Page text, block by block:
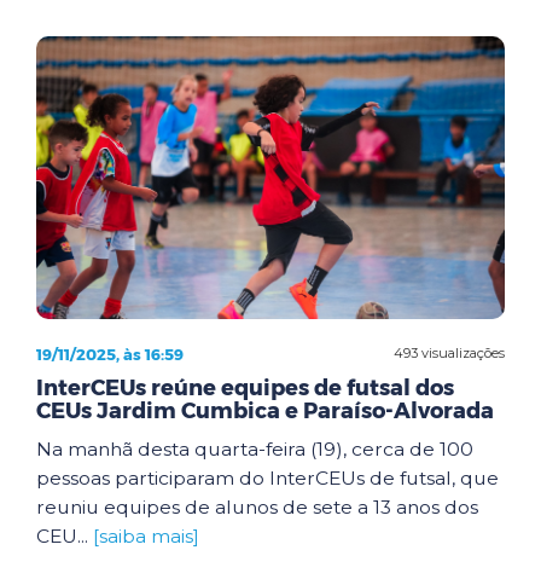
493 visualizações
19/11/2025, às 16:59
InterCEUs reúne equipes de futsal dos
CEUs Jardim Cumbica e Paraíso-Alvorada
Na manhã desta quarta-feira (19), cerca de 100
pessoas participaram do InterCEUs de futsal, que
reuniu equipes de alunos de sete a 13 anos dos
CEU... [saiba mais]